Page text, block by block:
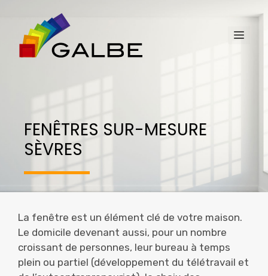
contenu
FENÊTRES SUR-MESURE
SÈVRES
La fenêtre est un élément clé de votre maison.
Le domicile devenant aussi, pour un nombre
croissant de personnes, leur bureau à temps
plein ou partiel (développement du télétravail et